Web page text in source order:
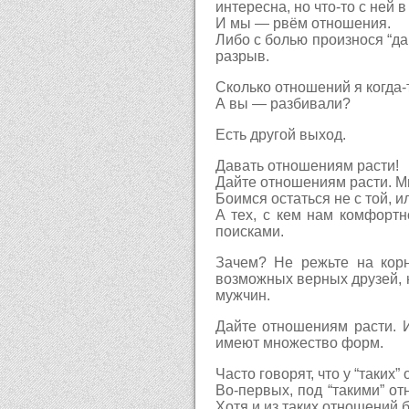
интересна, но что-то с ней
И мы — рвём отношения.
Либо с болью произнося
разрыв.
Сколько отношений я
А вы — разбивали?
Есть другой выход.
Давать отношениям расти!
Дайте отношениям расти.
Боимся остаться не с той,
А тех, с кем нам
поисками.
Зачем? Не режьте на
возможных верных друзей,
мужчин.
Дайте отношениям расти.
имеют множество форм.
Часто говорят, что у
Во-первых, под “такими”